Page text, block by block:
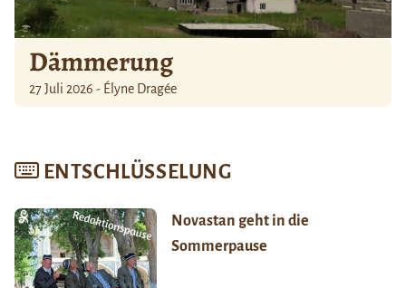
Dämmerung
27 Juli 2026 - Élyne Dragée
ENTSCHLÜSSELUNG
Novastan geht in die
Sommerpause